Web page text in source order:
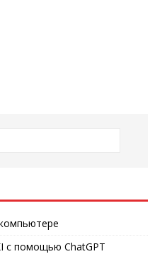
с помощью ChatGPT